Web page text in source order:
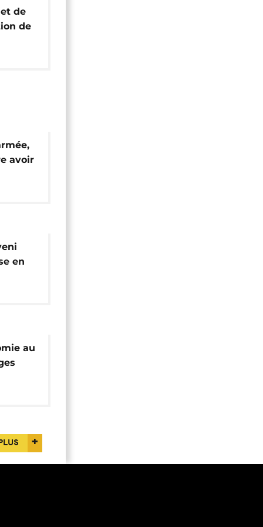
de
de
avoir
en
au